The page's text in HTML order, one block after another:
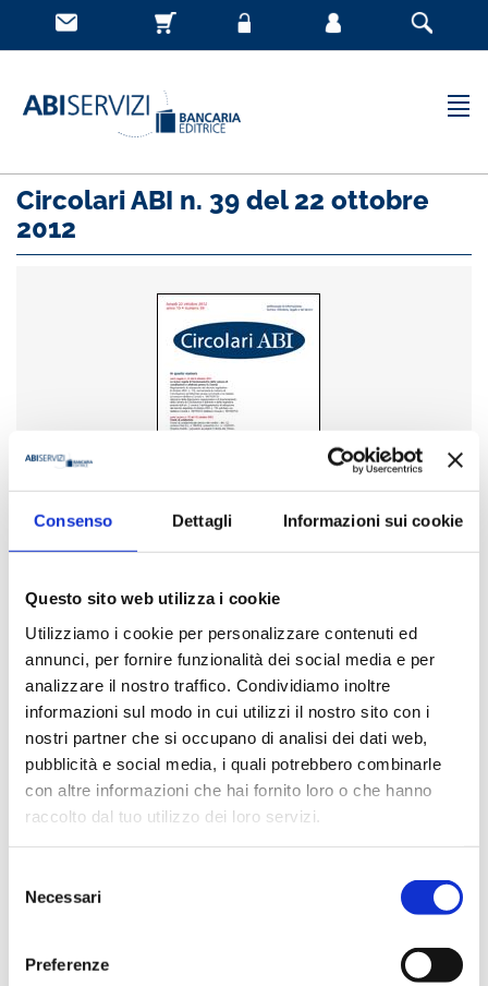
Consenso Dettagli Informazioni sui cookie
Questo sito web utilizza i cookie
Utilizziamo i cookie per personalizzare contenuti ed
annunci, per fornire funzionalità dei social media e per
analizzare il nostro traffico. Condividiamo inoltre
informazioni sul modo in cui utilizzi il nostro sito con i
nostri partner che si occupano di analisi dei dati web,
pubblicità e social media, i quali potrebbero combinarle
con altre informazioni che hai fornito loro o che hanno
raccolto dal tuo utilizzo dei loro servizi.
delNecessari
Preferenze
Circolari ABI n. 39 del 22 ottobre
2012
settimanale di informazione tecnica, tributaria, legale e
Editore
Bancaria Editrice
2012
Disponibilità
IVA assolta dall'editore